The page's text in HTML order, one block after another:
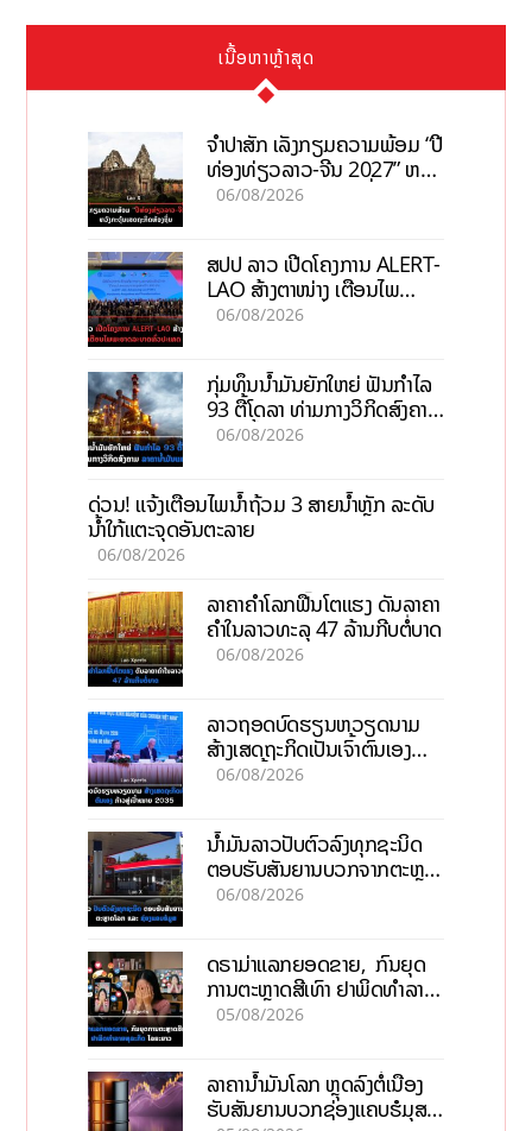
ເນື້ອຫາຫຼ້າສຸດ
ຈຳປາສັກ ເລັ່ງກຽມຄວາມພ້ອມ “ປີ
ທ່ອງທ່ຽວລາວ-ຈີນ 2027” ຫວັງ
ກະຕຸ້ນເສດຖະກິດທ້ອງຖິ່ນ
06/08/2026
ສປປ ລາວ ເປີດໂຄງການ ALERT-
LAO ສ້າງຕາໜ່າງ ເຕືອນໄພ
ພະຍາດລະບາດທົ່ວປະເທດ
06/08/2026
ກຸ່ມທຶນນ້ຳມັນຍັກໃຫຍ່ ຟັນກຳໄລ
93 ຕື້ໂດລາ ທ່າມກາງວິກິດສົງຄາມ
ລາຄານໍ້າມັນແພງ
06/08/2026
ດ່ວນ! ແຈ້ງເຕືອນໄພນໍ້າຖ້ວມ 3 ສາຍນໍ້າຫຼັກ ລະດັບ
ນໍ້າໃກ້ແຕະຈຸດອັນຕະລາຍ
06/08/2026
ລາຄາຄຳໂລກຟື້ນໂຕແຮງ ດັນລາຄາ
ຄຳໃນລາວທະລຸ 47 ລ້ານກີບຕໍ່ບາດ
06/08/2026
ລາວຖອດບົດຮຽນຫວຽດນາມ
ສ້າງເສດຖະກິດເປັນເຈົ້າຕົນເອງ
ກ້າວສູ່ເປົ້າໝາຍ 2035
06/08/2026
ນໍ້າມັນລາວປັບຕົວລົງທຸກຊະນິດ
ຕອບຮັບສັນຍານບວກຈາກຕະຫຼາດ
ໂລກ ແລະ ຊ່ອງແຄບຮໍມູສ
06/08/2026
ດຣາມ່າແລກຍອດຂາຍ, ກົນຍຸດ
ການຕະຫຼາດສີເທົາ ຢາພິດທຳລາຍ
ທຸລະກິດ ໄລຍະຍາວ
05/08/2026
ລາຄານ້ຳມັນໂລກ ຫຼຸດລົງຕໍ່ເນື່ອງ
ຮັບສັນຍານບວກຊ່ອງແຄບຮໍມຸສ